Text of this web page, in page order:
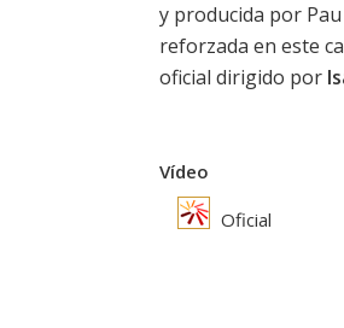
y producida por
reforzada en este
oficial dirigido por
Vídeo
Oficial